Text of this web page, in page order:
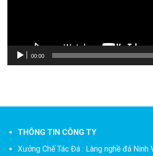
00:00
THÔNG TIN CÔNG TY
Xưởng Chế Tác Đá : Làng nghề đá Ninh